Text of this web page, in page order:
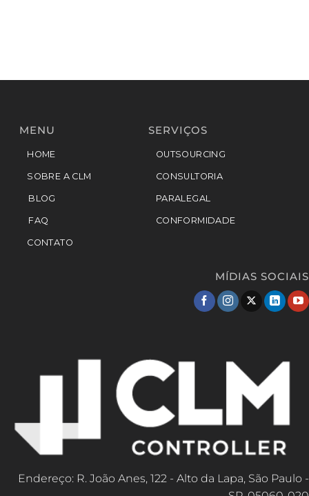
MENU
HOME
SOBRE A CLM
BLOG
FAQ
CONTATO
SERVIÇOS
OUTSOURCING
CONSULTORIA
PARALEGAL
CONFORMIDADE
MÍDIAS SOCIAIS
Endereço: R. João Anes, 122 - Alto da Lapa, São Paulo -